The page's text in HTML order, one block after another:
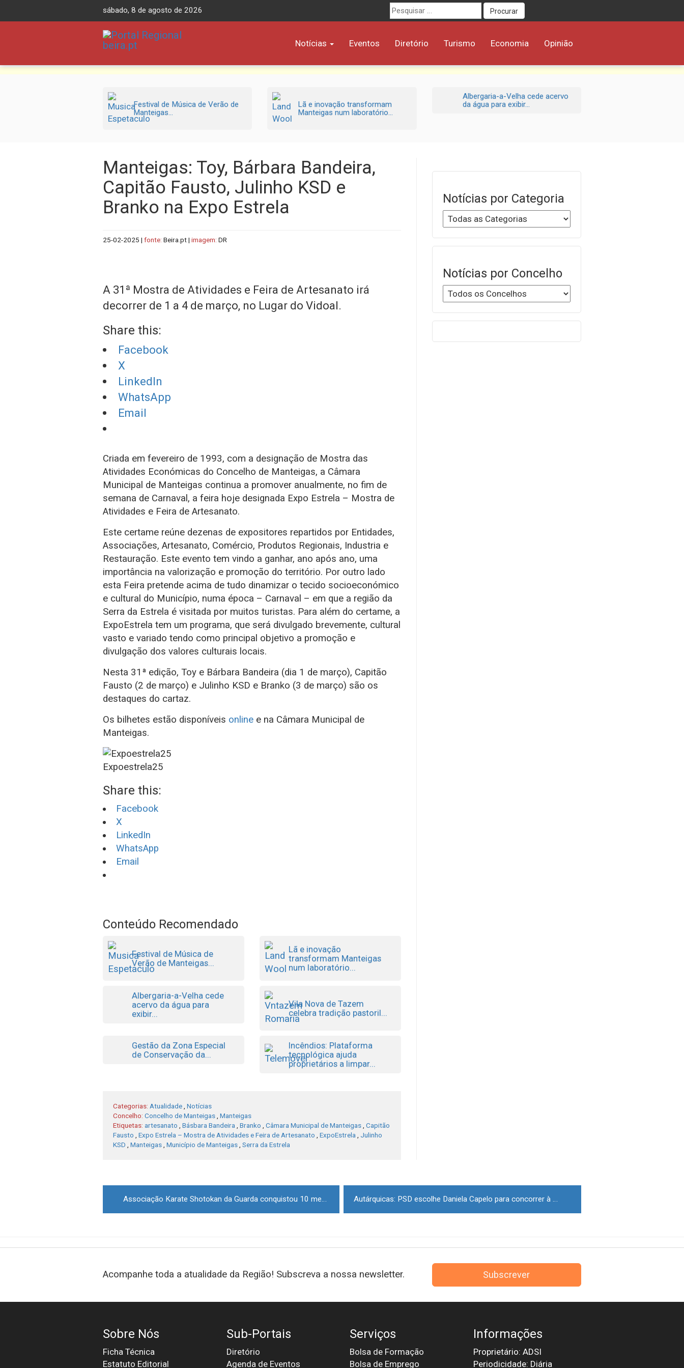
sábado, 8 de agosto de 2026
Procurar
por:
Procurar
Notícias Eventos Diretório Turismo Economia Opinião
Festival de Música de Verão de
Manteigas...
Lã e inovação transformam
Manteigas num laboratório...
Albergaria-a-Velha cede acervo
da água para exibir...
Manteigas: Toy, Bárbara Bandeira,
Capitão Fausto, Julinho KSD e
Branko na Expo Estrela
25-02-2025 | fonte: Beira.pt | imagem: DR
A 31ª Mostra de Atividades e Feira de Artesanato irá
decorrer de 1 a 4 de março, no Lugar do Vidoal.
Share this:
Facebook
X
LinkedIn
WhatsApp
Email
Criada em fevereiro de 1993, com a designação de Mostra das
Atividades Económicas do Concelho de Manteigas, a Câmara
Municipal de Manteigas continua a promover anualmente, no fim de
semana de Carnaval, a feira hoje designada Expo Estrela – Mostra de
Atividades e Feira de Artesanato.
Este certame reúne dezenas de expositores repartidos por Entidades,
Associações, Artesanato, Comércio, Produtos Regionais, Industria e
Restauração. Este evento tem vindo a ganhar, ano após ano, uma
importância na valorização e promoção do território. Por outro lado
esta Feira pretende acima de tudo dinamizar o tecido socioeconómico
e cultural do Município, numa época – Carnaval – em que a região da
Serra da Estrela é visitada por muitos turistas. Para além do certame, a
ExpoEstrela tem um programa, que será divulgado brevemente, cultural
vasto e variado tendo como principal objetivo a promoção e
divulgação dos valores culturais locais.
Nesta 31ª edição, Toy e Bárbara Bandeira (dia 1 de março), Capitão
Fausto (2 de março) e Julinho KSD e Branko (3 de março) são os
destaques do cartaz.
Os bilhetes estão disponíveis online e na Câmara Municipal de
Manteigas.
Expoestrela25
Share this:
Facebook
X
LinkedIn
WhatsApp
Email
Conteúdo Recomendado
Festival de Música de
Verão de Manteigas...
Lã e inovação
transformam Manteigas
num laboratório...
Albergaria-a-Velha cede
acervo da água para
exibir...
Vila Nova de Tazem
celebra tradição pastoril...
Gestão da Zona Especial
de Conservação da...
Incêndios: Plataforma
tecnológica ajuda
proprietários a limpar...
Categorias: Atualidade Notícias
Concelho: Concelho de Manteigas Manteigas
Etiquetas: artesanato Básbara Bandeira Branko Câmara Municipal de Manteigas Capitão
Fausto
Expo Estrela – Mostra de Atividades e Feira de Artesanato ExpoEstrela
Julinho
KSD
Manteigas Município de Manteigas Serra da Estrela
Notícias por Categoria
Notícias por Concelho
navigation
Associação Karate Shotokan da Guarda conquistou 10 medalhas no Torneio de Karate Amendoeiras em Flor Autárquicas: PSD escolhe Daniela Capelo para concorrer à Câmara de Pinhel
Acompanhe toda a atualidade da Região! Subscreva a nossa newsletter. Subscrever
Sobre Nós
Ficha Técnica
Estatuto Editorial
Sub-Portais
Diretório
Agenda de Eventos
Serviços
Bolsa de Formação
Bolsa de Emprego
Informações
Proprietário: ADSI
Periodicidade: Diária